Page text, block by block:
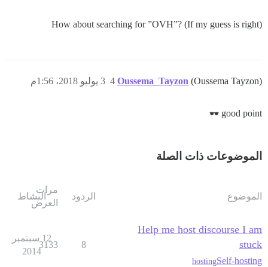
How about searching for ”OVH”? (If my guess is right)
Oussema_Tayzon (Oussema Tayzon) 3 يوليو 2018، 1:56م 4
good point
الموضوعات ذات الصلة
الموضوع الردود
مرات
العرض
النشاط
Help me host discourse I am
stuck
Self-hosting
hosting
8
3133
12 سبتمبر
2014